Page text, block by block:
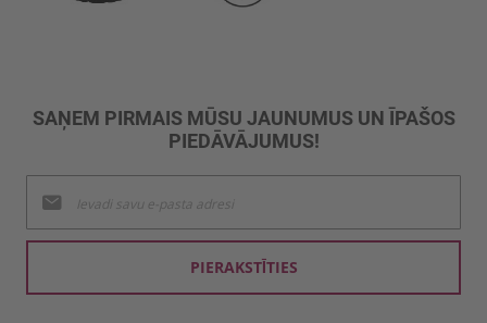
SAŅEM PIRMAIS MŪSU JAUNUMUS UN ĪPAŠOS
PIEDĀVĀJUMUS!
jaunumu
saņemšanai:
PIERAKSTĪTIES